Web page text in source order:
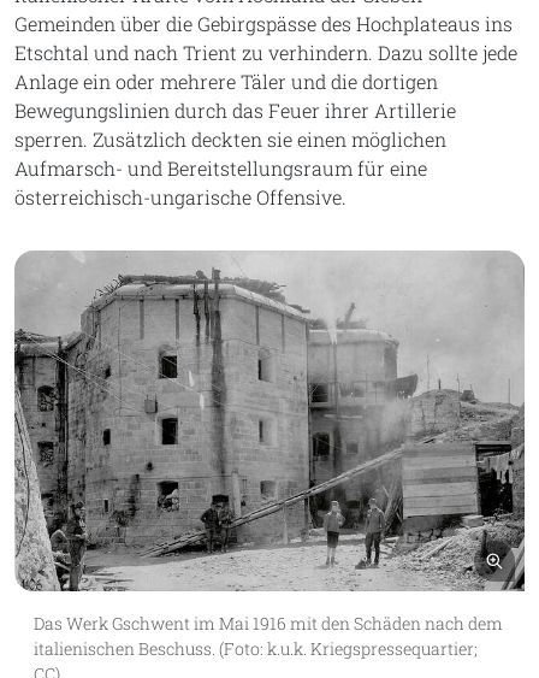
Gemeinden über die Gebirgspässe des Hochplateaus ins
Etschtal und nach Trient zu verhindern. Dazu sollte jede
Anlage ein oder mehrere Täler und die dortigen
Bewegungslinien durch das Feuer ihrer Artillerie
sperren. Zusätzlich deckten sie einen möglichen
Aufmarsch- und Bereitstellungsraum für eine
österreichisch-ungarische Offensive.
Das Werk Gschwent im Mai 1916 mit den Schäden nach dem
italienischen Beschuss. (Foto: k.u.k. Kriegspressequartier;